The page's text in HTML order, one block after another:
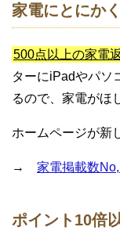
家電にとにか
500点以上の家電
ターにiPadやパソ
るので、家電がほ
ホームページが新
→ 家電掲載数
ポイント10倍